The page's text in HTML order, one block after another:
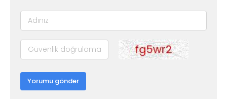
Yorumu gönder